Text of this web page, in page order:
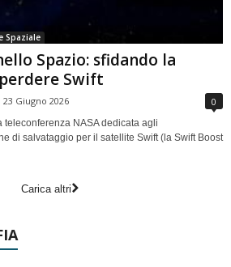
Spaziale
Spazio: sfidando la
Swift
23 Giugno 2026 0
teleconferenza NASA dedicata agli
di salvataggio per il satellite Swift (la Swift Boost
Carica altri